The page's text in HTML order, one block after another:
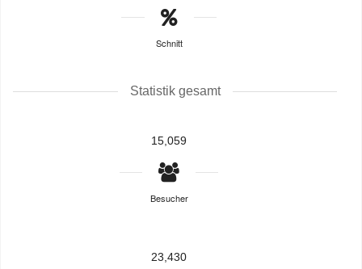
Schnitt
Statistik gesamt
15,059
Besucher
23,430